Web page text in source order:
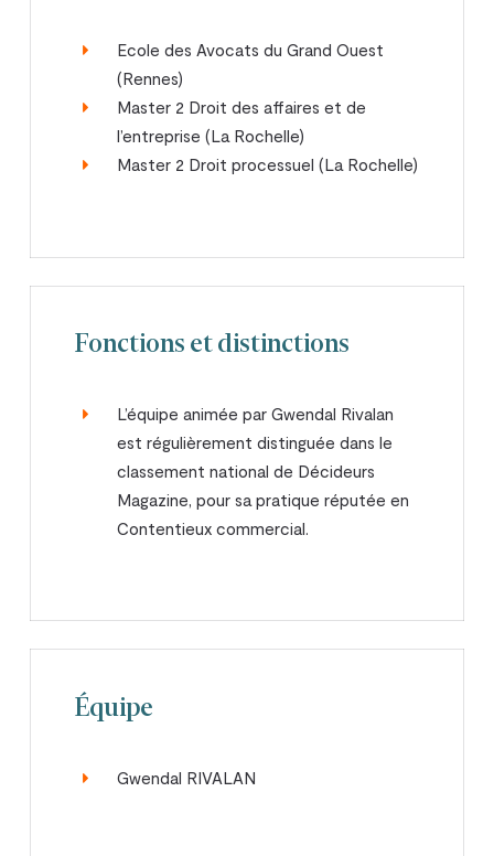
Ecole des Avocats du Grand Ouest
(Rennes)
Master 2 Droit des affaires et de
l’entreprise (La Rochelle)
Master 2 Droit processuel (La Rochelle)
Fonctions et distinctions
L’équipe animée par Gwendal Rivalan
est régulièrement distinguée dans le
classement national de Décideurs
Magazine, pour sa pratique réputée en
Contentieux commercial.
Équipe
Gwendal RIVALAN